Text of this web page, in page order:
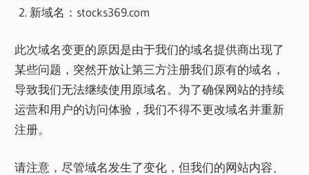
新域名：stocks369.com
此次域名变更的原因是由于我们的域名提供商出现了
某些问题，突然开放让第三方注册我们原有的域名，
导致我们无法继续使用原域名。为了确保网站的持续
运营和用户的访问体验，我们不得不更改域名并重新
注册。
请注意，尽管域名发生了变化，但我们的网站内容、